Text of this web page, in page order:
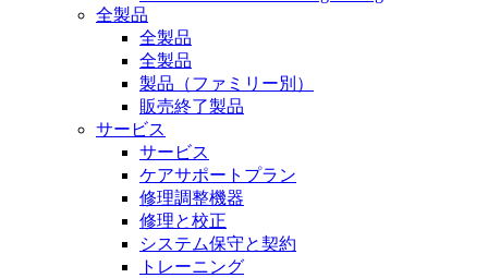
全製品
全製品
全製品
製品（ファミリー別）
販売終了製品
サービス
サービス
ケアサポートプラン
修理調整機器
修理と校正
システム保守と契約
トレーニング